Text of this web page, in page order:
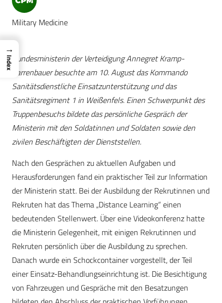
Military Medicine
Bundesministerin der Verteidigung Annegret Kramp-
Karrenbauer besuchte am 10. August das Kommando
Sanitätsdienstliche Einsatzunterstützung und das
Sanitätsregiment 1 in Weißenfels. Einen Schwerpunkt des
Truppenbesuchs bildete das persönliche Gespräch der
Ministerin mit den Soldatinnen und Soldaten sowie den
zivilen Beschäftigten der Dienststellen.
Nach den Gesprächen zu aktuellen Aufgaben und
Herausforderungen fand ein praktischer Teil zur Information
der Ministerin statt. Bei der Ausbildung der Rekrutinnen und
Rekruten hat das Thema „Distance Learning“ einen
bedeutenden Stellenwert. Über eine Videokonferenz hatte
die Ministerin Gelegenheit, mit einigen Rekrutinnen und
Rekruten persönlich über die Ausbildung zu sprechen.
Danach wurde ein Schockcontainer vorgestellt, der Teil
einer Einsatz-Behandlungseinrichtung ist. Die Besichtigung
von Fahrzeugen und Gespräche mit den Besatzungen
→
Index